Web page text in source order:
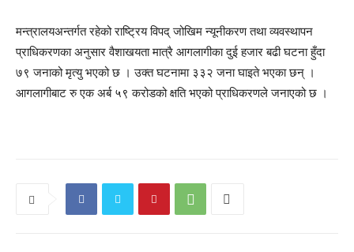
मन्त्रालयअन्तर्गत रहेको राष्ट्रिय विपद् जोखिम न्यूनीकरण तथा व्यवस्थापन
प्राधिकरणका अनुसार वैशाखयता मात्रै आगलागीका दुई हजार बढी घटना हुँदा
७९ जनाको मृत्यु भएको छ । उक्त घटनामा ३३२ जना घाइते भएका छन् ।
आगलागीबाट रु एक अर्ब ५९ करोडको क्षति भएको प्राधिकरणले जनाएको छ ।